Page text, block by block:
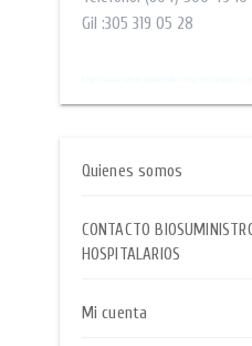
Gil :305 319 05 28
Quienes somos
CONTACTO
HOSPITALARIOS
Mi cuenta